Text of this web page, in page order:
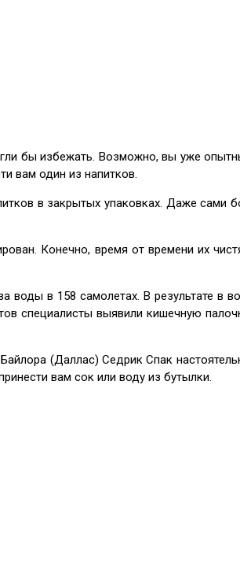
бы избежать. Возможно, вы уже
вам один из напитков.
в закрытых упаковках. Даже сами
Конечно, время от времени их
в 158 самолетах. В результате в
специалисты выявили кишечную
(Даллас) Седрик Спак
вам сок или воду из бутылки.